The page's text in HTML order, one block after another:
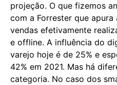
projeção. O que fizemos
com a Forrester que
vendas efetivamente
e offline. A influência do
varejo hoje é de 25% e
42% em 2021. Mas há
categoria. No caso dos